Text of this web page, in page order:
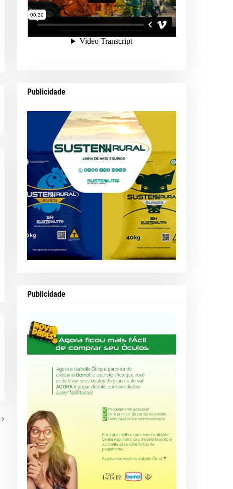
Publicidade
Publicidade